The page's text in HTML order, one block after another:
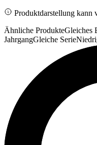
Produktdarstellung kann
Ähnliche ProdukteGleiches
JahrgangGleiche Serie